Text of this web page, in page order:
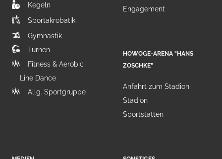
Kegeln
Sportakrobatik
Gymnastik
Turnen
Fitness & Aerobic
Line Dance
Allg. Sportgruppe
Engagement
HOWOGE-ARENA "HANS
ZOSCHKE"
Anfahrt zum Stadion
Stadion
Sportstätten